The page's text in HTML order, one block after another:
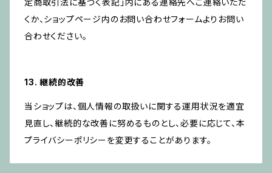
定商取引法に基づく表記」内にある連絡先へご連絡いただ
くか、ショップページ内のお問い合わせフォームよりお問い
合わせください。
13. 継続的改善
当ショップは、個人情報の取扱いに関する運用状況を適宜
見直し、継続的な改善に努めるものとし、必要に応じて、本
プライバシーポリシーを変更することがあります。